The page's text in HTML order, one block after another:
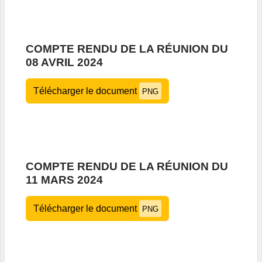
COMPTE RENDU DE LA RÉUNION DU
08 AVRIL 2024
Télécharger le document PNG
COMPTE RENDU DE LA RÉUNION DU
11 MARS 2024
Télécharger le document PNG